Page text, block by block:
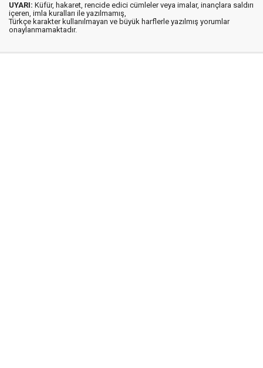
UYARI: Küfür, hakaret, rencide edici cümleler veya imalar, inançlara saldırı
içeren, imla kuralları ile yazılmamış,
Türkçe karakter kullanılmayan ve büyük harflerle yazılmış yorumlar
onaylanmamaktadır.